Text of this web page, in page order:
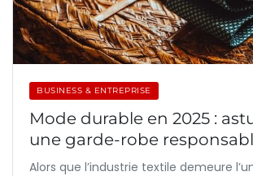
BUSINESS & ENTREPRISE
Mode durable en 2025 :
une garde-robe
Alors que l’industrie textile demeure